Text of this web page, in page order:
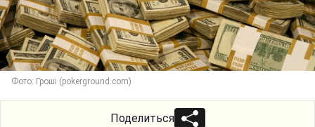
Фото: Гроші (pokerground.com)
Поделиться